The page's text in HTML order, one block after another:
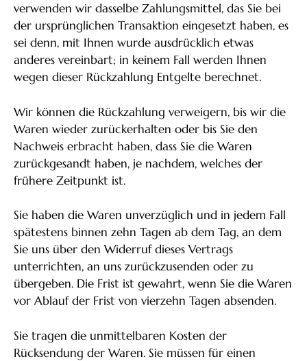
verwenden wir dasselbe Zahlungsmittel, das Sie bei
der ursprünglichen Transaktion eingesetzt haben, es
sei denn, mit Ihnen wurde ausdrücklich etwas
anderes vereinbart; in keinem Fall werden Ihnen
wegen dieser Rückzahlung Entgelte berechnet.
Wir können die Rückzahlung verweigern, bis wir die
Waren wieder zurückerhalten oder bis Sie den
Nachweis erbracht haben, dass Sie die Waren
zurückgesandt haben, je nachdem, welches der
frühere Zeitpunkt ist.
Sie haben die Waren unverzüglich und in jedem Fall
spätestens binnen zehn Tagen ab dem Tag, an dem
Sie uns über den Widerruf dieses Vertrags
unterrichten, an uns zurückzusenden oder zu
übergeben. Die Frist ist gewahrt, wenn Sie die Waren
vor Ablauf der Frist von vierzehn Tagen absenden.
Sie tragen die unmittelbaren Kosten der
Rücksendung der Waren. Sie müssen für einen